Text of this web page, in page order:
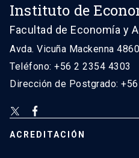
Instituto de
Facultad de Economía y
Avda. Vicuña Mackenna
Teléfono: +56 2 2354 4303
Dirección de Postgrado:
ACREDITACIÓN